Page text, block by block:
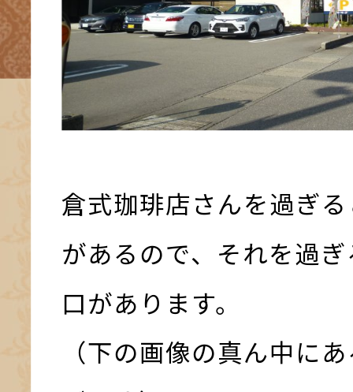
倉式珈琲店さんを過ぎ
があるので、それを過
口があります。
（下の画像の真ん中に